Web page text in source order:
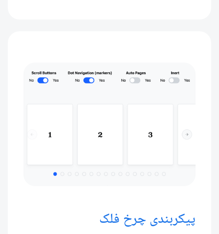
پیکربندی چرخ فلک